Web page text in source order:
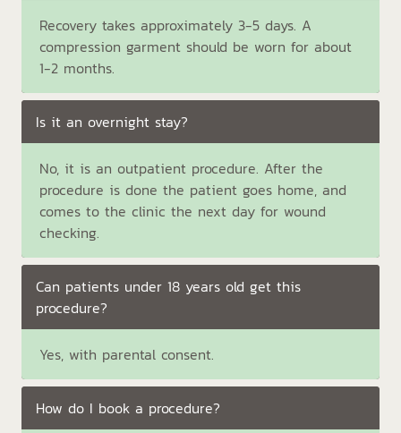
Recovery takes approximately 3-5 days. A
compression garment should be worn for about
1-2 months.
Is it an overnight stay?
No, it is an outpatient procedure. After the
procedure is done the patient goes home, and
comes to the clinic the next day for wound
checking.
Can patients under 18 years old get this
procedure?
Yes, with parental consent.
How do I book a procedure?